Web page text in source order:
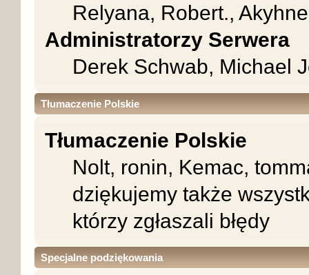
Relyana, Robert.,
Administratorzy Serwera
Derek Schwab, Michael
Tłumaczenie Polskie
Tłumaczenie Polskie
Nolt, ronin, Kemac,
dziękujemy także
którzy zgłaszali błędy
Specjalne podziękowania